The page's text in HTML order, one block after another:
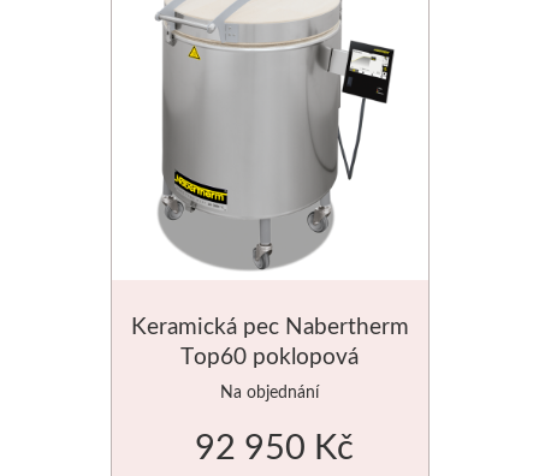
Olej
Média
Speedball
Sítotisk
Linoryt
Glazury
Keramická pec Nabertherm
Top60 poklopová
Na objednání
92 950 Kč